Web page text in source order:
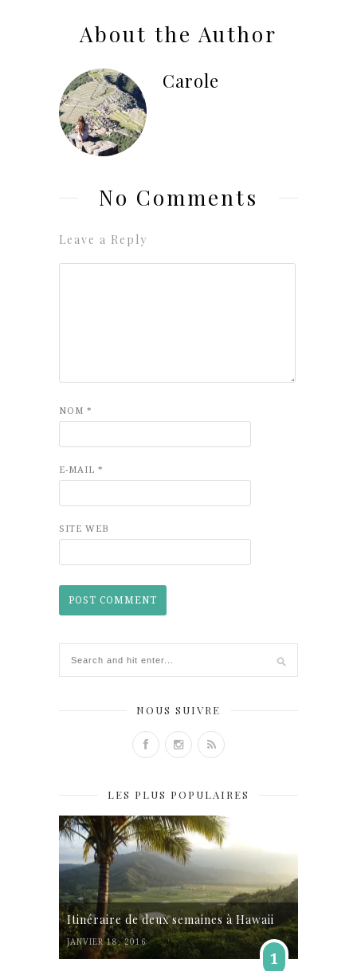
About the Author
Carole
No Comments
Leave a Reply
NOM *
E-MAIL *
SITE WEB
NOUS SUIVRE
LES PLUS POPULAIRES
Itinéraire de deux semaines à Hawaii
JANVIER 18, 2016
1